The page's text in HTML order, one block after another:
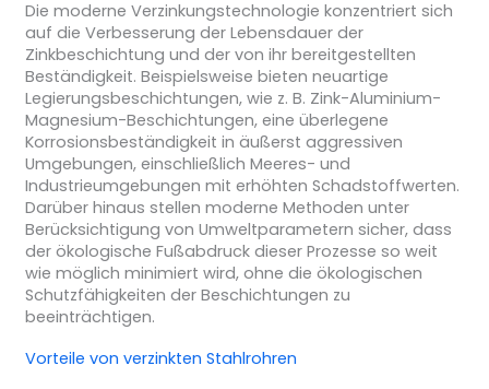
Die moderne Verzinkungstechnologie konzentriert sich
auf die Verbesserung der Lebensdauer der
Zinkbeschichtung und der von ihr bereitgestellten
Beständigkeit. Beispielsweise bieten neuartige
Legierungsbeschichtungen, wie z. B. Zink-Aluminium-
Magnesium-Beschichtungen, eine überlegene
Korrosionsbeständigkeit in äußerst aggressiven
Umgebungen, einschließlich Meeres- und
Industrieumgebungen mit erhöhten Schadstoffwerten.
Darüber hinaus stellen moderne Methoden unter
Berücksichtigung von Umweltparametern sicher, dass
der ökologische Fußabdruck dieser Prozesse so weit
wie möglich minimiert wird, ohne die ökologischen
Schutzfähigkeiten der Beschichtungen zu
beeinträchtigen.
Vorteile von verzinkten Stahlrohren